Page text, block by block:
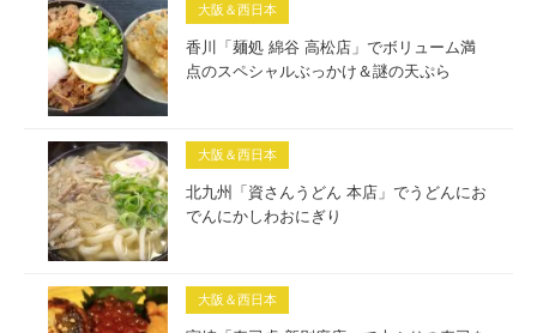
大阪＆西日本
香川「麺処 綿谷 高松店」でボリューム満
点のスペシャルぶっかけ＆謎の天ぷら
大阪＆西日本
北九州「資さんうどん 本店」でうどんにお
でんにかしわおにぎり
大阪＆西日本